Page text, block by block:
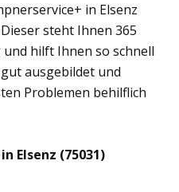
in Elsenz
steht Ihnen 365
hilft Ihnen so schnell
ausgebildet und
Problemen behilflich
Elsenz (75031)